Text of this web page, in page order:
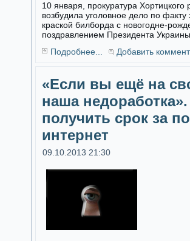
10 января, прокуратура
возбудила уголовное дело по факту
краской билборда с новогодне-
поздравлением Президента
Подробнее...
Добавить
«Если вы ещё на
наша недоработка».
получить срок за
интернет
09.10.2013 21:30